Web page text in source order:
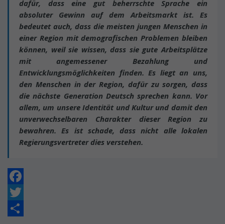
dafür, dass eine gut beherrschte Sprache ein
absoluter Gewinn auf dem Arbeitsmarkt ist. Es
bedeutet auch, dass die meisten jungen Menschen in
einer Region mit demografischen Problemen bleiben
können, weil sie wissen, dass sie gute Arbeitsplätze
mit angemessener Bezahlung und
Entwicklungsmöglichkeiten finden. Es liegt an uns,
den Menschen in der Region, dafür zu sorgen, dass
die nächste Generation Deutsch sprechen kann. Vor
allem, um unsere Identität und Kultur und damit den
unverwechselbaren Charakter dieser Region zu
bewahren. Es ist schade, dass nicht alle lokalen
Regierungsvertreter dies verstehen.